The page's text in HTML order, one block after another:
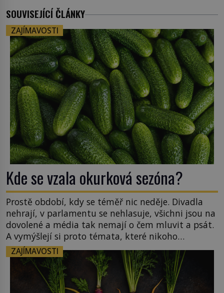
SOUVISEJÍCÍ ČLÁNKY
ZAJÍMAVOSTI
Kde se vzala okurková sezóna?
Prostě období, kdy se téměř nic neděje. Divadla
nehrají, v parlamentu se nehlasuje, všichni jsou na
dovolené a média tak nemají o čem mluvit a psát.
A vymýšlejí si proto témata, které nikoho
nezajímají. Proč je však ona letní doba spojovaná
zrovna s okurkami? Okurkovou sezónu známe už
od poloviny 19. století, ovšem jako Češi […]
ZAJÍMAVOSTI